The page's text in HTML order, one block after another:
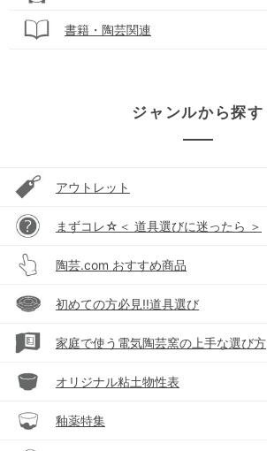
書籍・陶芸関連
ジャンルから探す
アウトレット
まずコレ☆＜ 道具選びに迷ったら ＞
陶芸.com おすすめ商品
初めての方必見!!道具選び
家庭で使う電気陶芸窯の上手な選び方
オリジナル粘土物性表
釉薬特集